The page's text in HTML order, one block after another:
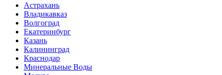
Астрахань
Владикавказ
Волгоград
Екатеринбург
Казань
Калининград
Краснодар
Минеральные Воды